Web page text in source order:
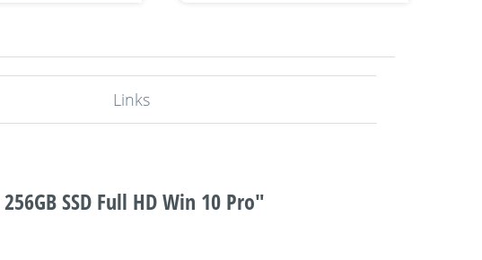
Links
SSD Full HD Win 10 Pro"